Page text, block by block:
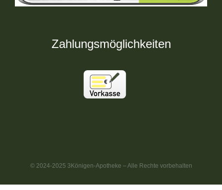
Zahlungsmöglichkeiten
© 2024-2025 3Königen-Apotheke – Alle Rechte vorbehalten